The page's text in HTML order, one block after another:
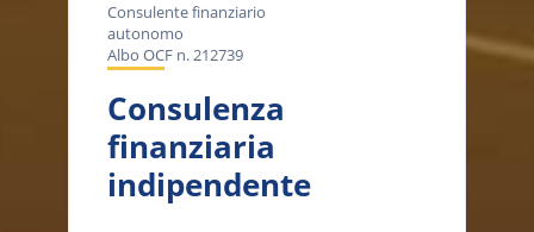
Consulente finanziario
autonomo
Albo OCF n. 212739
Consulenza
finanziaria
indipendente